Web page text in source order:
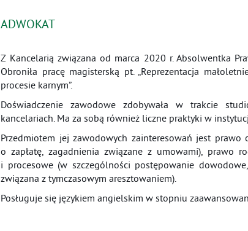
ADWOKAT
Z Kancelarią związana od marca 2020 r. Absolwentka
Obroniła pracę magisterską pt. „Reprezentacja
procesie karnym”.
Doświadczenie zawodowe zdobywała w trakcie
kancelariach. Ma za sobą również liczne praktyki w
Przedmiotem jej zawodowych zainteresowań jest prawo
o zapłatę, zagadnienia związane z umowami), prawo
i procesowe (w szczególności postępowanie
związana z tymczasowym aresztowaniem).
Posługuje się językiem angielskim w stopniu